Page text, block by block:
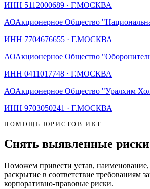
ИНН 5112000689 · Г.МОСКВА
АОАкционерное Общество
ИНН 7704676655 · Г.МОСКВА
АОАкционерное Общество
ИНН 0411017748 · Г.МОСКВА
АОАкционерное Общество "Уралхим
ИНН 9703050241 · Г.МОСКВА
ПОМОЩЬ ЮРИСТОВ ИКТ
Снять выявленные риски
Поможем привести устав,
раскрытие в соответствие требованиям
корпоративно-правовые риски.